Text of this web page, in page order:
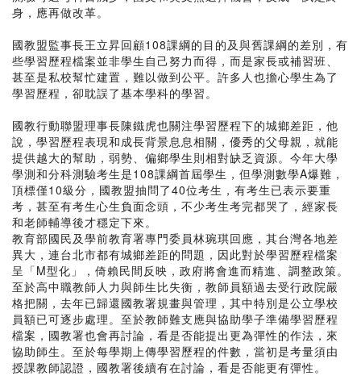
身，應再做改革。
國教盟監事長王立昇回顧108課綱的目的及與舊課綱的差別，有
些學習歷程檔案並非學生自己努力而得，而是家長或補習班、
甚至是私校幫忙建置，難以做到公平。許多人也擔心學生為了
學習歷程，卻耽誤了基本學科的學習。
國教行動聯盟理事長陳鐵虎也關注學習歷程下的城鄉差距，他
說，學習歷程表現和成長背景息息相關，優秀的父母親，就能
提供越大的幫助，弱勢、偏鄉學生則相對缺乏資源。今年大學
學測和分科測驗考生是108課綱首屆學生，但學測數學A爆難，
頂標僅10級分，國教盟抽問了40位考生，有考生已表示要重
考，甚至有考生心生負面念頭，不少考生考完都哭了，經家長
和老師輔導後才穩定下來。
教育部國民及學前教育署專門委員林琬琪回應，其台灣各地差
異大，連台北市都有城鄉差距的問題，因此對於學習歷程檔案
呈「M型化」，倚賴民間反映，政府將會進而精進、調整政策。
至於高中職教師人力與師生比失衡，教師員額過去受行政院嚴
格把關，去年已歸還國教署規畫與管理，其中特別是公立學校
員額已可逐步處理。至於教師難支應與協助學子準備學習歷程
檔案，國教署也會再討論，看是否能提出更為彈性的作法，來
協助師生。至於每學期上傳學習歷程的件數，當初是考量須由
授課教師認證，國教署後續有在討論，看是否能更有彈性。